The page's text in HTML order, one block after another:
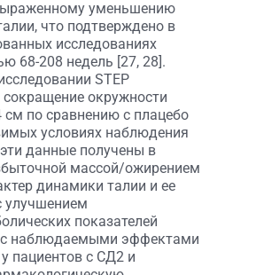
уменьшению
что подтверждено в
исследованиях
68-208 недель [27, 28].
STEP
окружности
см по сравнению с плацебо
условиях наблюдения
данные получены в
массой/ожирением
динамики талии и ее
улучшением
показателей
с наблюдаемыми эффектами
пациентов с СД2 и